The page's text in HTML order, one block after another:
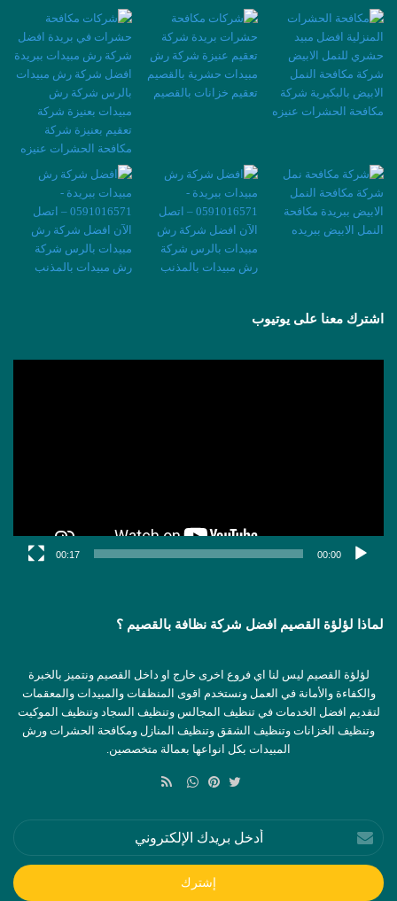
اشترك معنا على يوتيوب
00:00
00:17
لماذا لؤلؤة القصيم افضل شركة نظافة بالقصيم ؟
لؤلؤة القصيم ليس لنا اي فروع اخرى خارج او داخل القصيم ونتميز بالخبرة
والكفاءة والأمانة في العمل ونستخدم اقوى المنظفات والمبيدات والمعقمات
لتقديم افضل الخدمات في تنظيف المجالس وتنظيف السجاد وتنظيف الموكيت
وتنظيف الخزانات وتنظيف الشقق وتنظيف المنازل ومكافحة الحشرات ورش
المبيدات بكل انواعها بعمالة متخصصين.
RSS
أدخل
بريدك
الإلكتروني